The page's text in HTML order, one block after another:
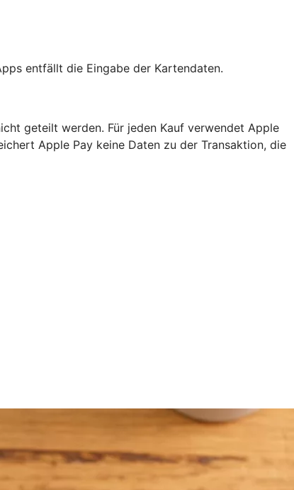
entfällt die Eingabe der Kartendaten.
geteilt werden. Für jeden Kauf verwendet Apple
Apple Pay keine Daten zu der Transaktion, die